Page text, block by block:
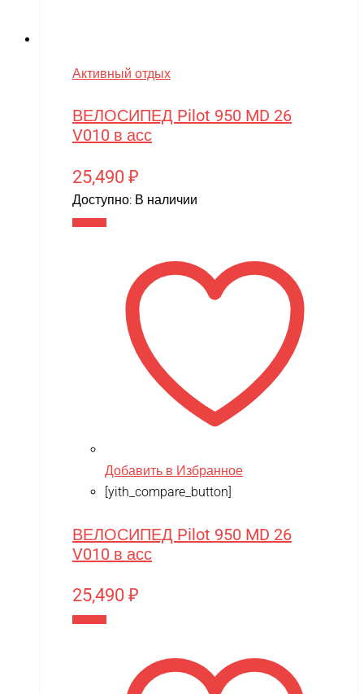
Активный отдых
ВЕЛОСИПЕД Pilot 950 MD 26
V010 в асс
25,490 ₽
Доступно: В наличии
Добавить в Избранное
[yith_compare_button]
ВЕЛОСИПЕД Pilot 950 MD 26
V010 в асс
25,490 ₽